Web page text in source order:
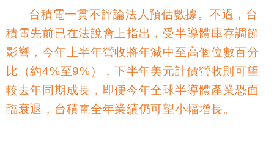
台積電一貫不評論法人預估數據。不過，台
積電先前已在法說會上指出，受半導體庫存調節
影響，今年上半年營收將年減中至高個位數百分
比（約4%至9%），下半年美元計價營收則可望
較去年同期成長，即便今年全球半導體產業恐面
臨衰退，台積電全年業績仍可望小幅增長。